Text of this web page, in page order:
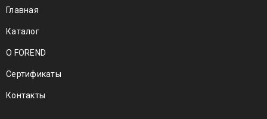
Главная
Каталог
О FOREND
Сертификаты
Контакты